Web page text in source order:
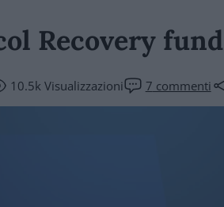
Recovery fund
10.5kVisualizzazioni 7 commenti